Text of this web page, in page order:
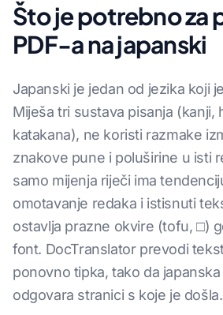
Što je potrebno za
PDF-a na japanski
Japanski je jedan od jezika koji
Miješa tri sustava pisanja (kanji,
katakana), ne koristi razmake
znakove pune i poluširine u isti
samo mijenja riječi ima
omotavanje redaka i istisnuti
ostavlja prazne okvire (tofu, □)
font. DocTranslator prevodi
ponovno tipka, tako da
odgovara stranici s koje je došla.